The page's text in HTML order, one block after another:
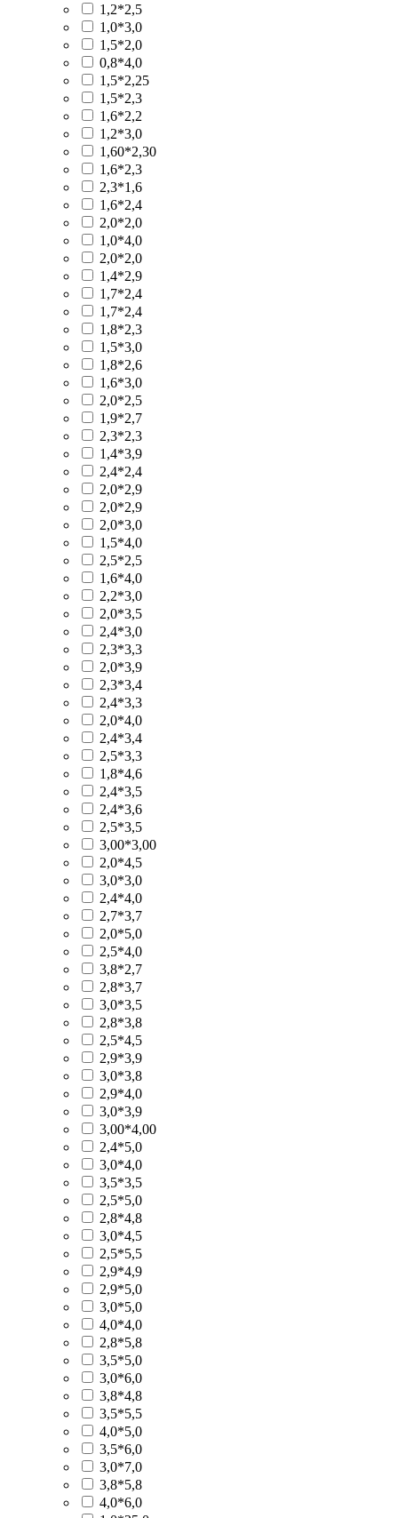
1,2*2,5
1,0*3,0
1,5*2,0
0,8*4,0
1,5*2,25
1,5*2,3
1,6*2,2
1,2*3,0
1,60*2,30
1,6*2,3
2,3*1,6
1,6*2,4
2,0*2,0
1,0*4,0
2,0*2,0
1,4*2,9
1,7*2,4
1,7*2,4
1,8*2,3
1,5*3,0
1,8*2,6
1,6*3,0
2,0*2,5
1,9*2,7
2,3*2,3
1,4*3,9
2,4*2,4
2,0*2,9
2,0*2,9
2,0*3,0
1,5*4,0
2,5*2,5
1,6*4,0
2,2*3,0
2,0*3,5
2,4*3,0
2,3*3,3
2,0*3,9
2,3*3,4
2,4*3,3
2,0*4,0
2,4*3,4
2,5*3,3
1,8*4,6
2,4*3,5
2,4*3,6
2,5*3,5
3,00*3,00
2,0*4,5
3,0*3,0
2,4*4,0
2,7*3,7
2,0*5,0
2,5*4,0
3,8*2,7
2,8*3,7
3,0*3,5
2,8*3,8
2,5*4,5
2,9*3,9
3,0*3,8
2,9*4,0
3,0*3,9
3,00*4,00
2,4*5,0
3,0*4,0
3,5*3,5
2,5*5,0
2,8*4,8
3,0*4,5
2,5*5,5
2,9*4,9
2,9*5,0
3,0*5,0
4,0*4,0
2,8*5,8
3,5*5,0
3,0*6,0
3,8*4,8
3,5*5,5
4,0*5,0
3,5*6,0
3,0*7,0
3,8*5,8
4,0*6,0